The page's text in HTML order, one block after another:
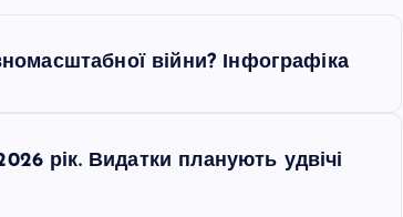
війни? Інфографіка
рік. Видатки планують удвічі